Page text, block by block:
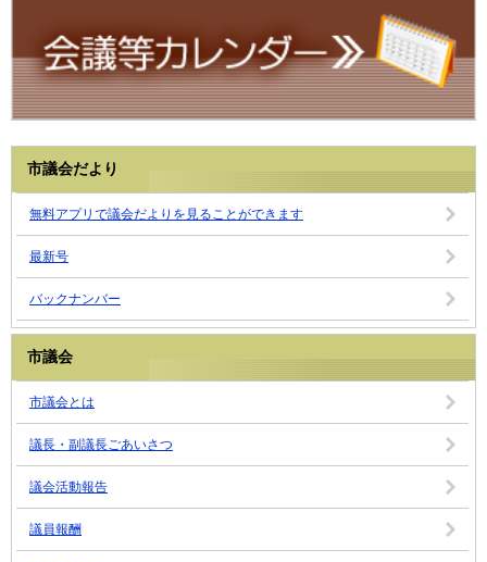
市議会だより
無料アプリで議会だよりを見ることができます
最新号
バックナンバー
市議会
市議会とは
議長・副議長ごあいさつ
議会活動報告
議員報酬